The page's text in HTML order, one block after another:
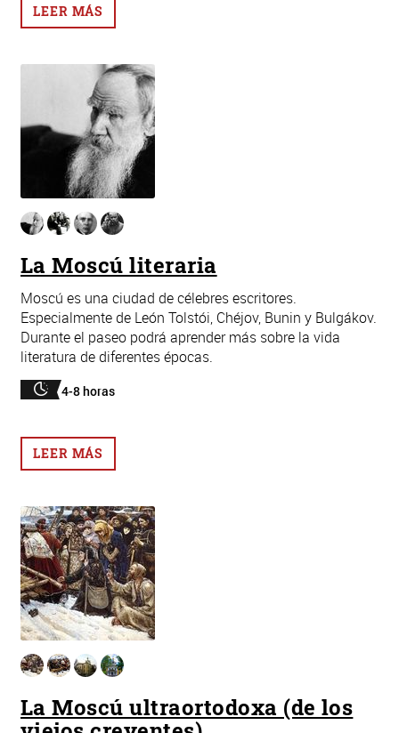
LEER MÁS
La Moscú literaria
Moscú es una ciudad de célebres escritores.
Especialmente de León Tolstói, Chéjov, Bunin y Bulgákov.
Durante el paseo podrá aprender más sobre la vida
literatura de diferentes épocas.
4-8 horas
LEER MÁS
La Moscú ultraortodoxa (de los